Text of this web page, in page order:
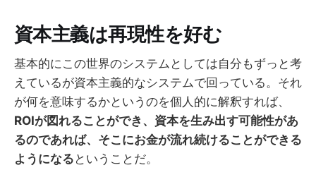
資本主義は再現性を好む
基本的にこの世界のシステムとしては自分もずっと考
えているが資本主義的なシステムで回っている。それ
が何を意味するかというのを個人的に解釈すれば、
ROIが図れることができ、資本を生み出す可能性があ
るのであれば、そこにお金が流れ続けることができる
ようになる ということだ。